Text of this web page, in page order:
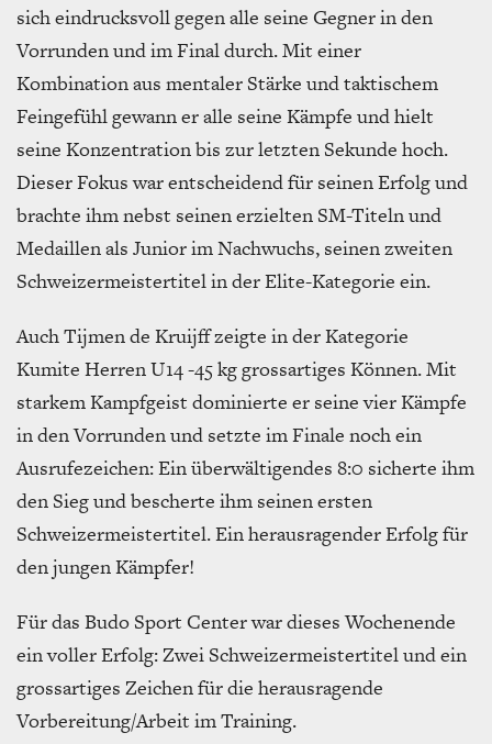
sich eindrucksvoll gegen alle seine Gegner in den
Vorrunden und im Final durch. Mit einer
Kombination aus mentaler Stärke und taktischem
Feingefühl gewann er alle seine Kämpfe und hielt
seine Konzentration bis zur letzten Sekunde hoch.
Dieser Fokus war entscheidend für seinen Erfolg und
brachte ihm nebst seinen erzielten SM-Titeln und
Medaillen als Junior im Nachwuchs, seinen zweiten
Schweizermeistertitel in der Elite-Kategorie ein.
Auch Tijmen de Kruijff zeigte in der Kategorie
Kumite Herren U14 -45 kg grossartiges Können. Mit
starkem Kampfgeist dominierte er seine vier Kämpfe
in den Vorrunden und setzte im Finale noch ein
Ausrufezeichen: Ein überwältigendes 8:0 sicherte ihm
den Sieg und bescherte ihm seinen ersten
Schweizermeistertitel. Ein herausragender Erfolg für
den jungen Kämpfer!
Für das Budo Sport Center war dieses Wochenende
ein voller Erfolg: Zwei Schweizermeistertitel und ein
grossartiges Zeichen für die herausragende
Vorbereitung/Arbeit im Training.